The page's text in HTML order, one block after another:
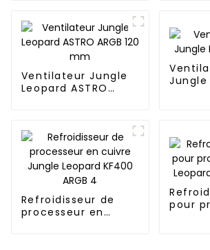
Ventilateur Jungle
Leopard ASTRO
Jungle
Refroidisseur de
processeur en
pour